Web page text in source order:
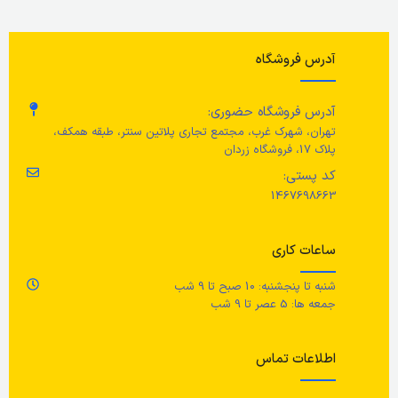
عرض 155 سانتی متر
مساحت 3.41 متر مربع
چند رنگ
سطح رویی: ۱۰۰٪ پشم
این فرش را نشویید./ به‌هیچ‌عنوان
برای این محصول از مواد سفیدکننده،
آدرس فروشگاه
آدرس فروشگاه حضوری:
تهران، شهرک غرب، مجتمع تجاری پلاتین سنتر، طبقه همکف،
پلاک 17، فروشگاه زردان
کد پستی:
1467698663
ساعات کاری
شنبه تا پنجشنبه: 10 صبح تا 9 شب
جمعه ها: 5 عصر تا 9 شب
اطلاعات تماس